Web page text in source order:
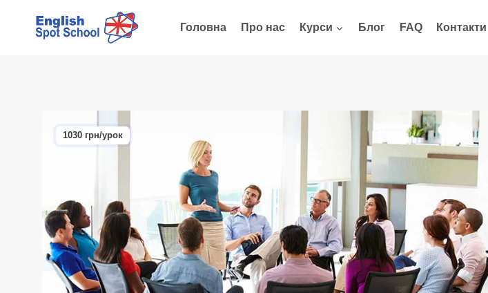
Головна Про нас Курси Блог FAQ Контакти
1030 грн/урок